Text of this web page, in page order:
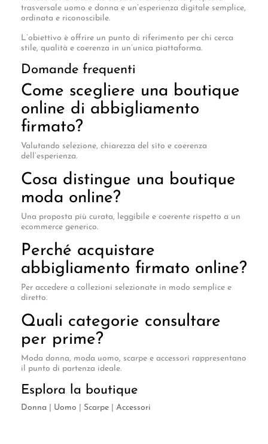
trasversale uomo e donna e un’esperienza digitale semplice,
ordinata e riconoscibile.
L’obiettivo è offrire un punto di riferimento per chi cerca
stile, qualità e coerenza in un’unica piattaforma.
Domande frequenti
Come scegliere una boutique
online di abbigliamento
firmato?
Valutando selezione, chiarezza del sito e coerenza
dell’esperienza.
Cosa distingue una boutique
moda online?
Una proposta più curata, leggibile e coerente rispetto a un
ecommerce generico.
Perché acquistare
abbigliamento firmato online?
Per accedere a collezioni selezionate in modo semplice e
diretto.
Quali categorie consultare
per prime?
Moda donna, moda uomo, scarpe e accessori rappresentano
il punto di partenza ideale.
Esplora la boutique
Donna Uomo Scarpe Accessori